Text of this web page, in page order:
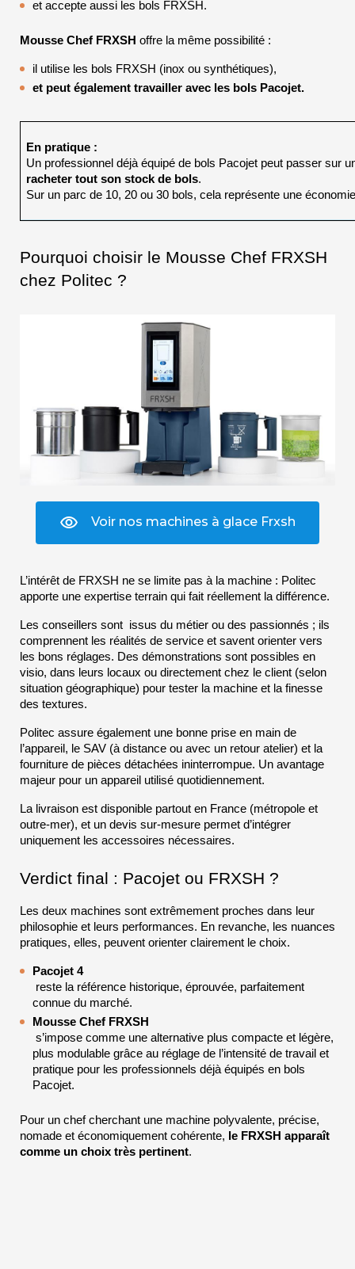
et accepte aussi les bols FRXSH.
Mousse Chef FRXSH offre la même possibilité :
il utilise les bols FRXSH (inox ou synthétiques),
et peut également travailler avec les bols Pacojet.
En pratique :
Un professionnel déjà équipé de bols Pacojet peut passer sur
racheter tout son stock de bols.
Sur un parc de 10, 20 ou 30 bols, cela représente une
Pourquoi choisir le Mousse Chef FRXSH
chez Politec ?
Voir nos machines à glace Frxsh
L’intérêt de FRXSH ne se limite pas à la machine : Politec
apporte une expertise terrain qui fait réellement la différence.
Les conseillers sont  issus du métier ou des passionnés ; ils
comprennent les réalités de service et savent orienter vers
les bons réglages. Des démonstrations sont possibles en
visio, dans leurs locaux ou directement chez le client (selon
situation géographique) pour tester la machine et la finesse
des textures.
Politec assure également une bonne prise en main de
l’appareil, le SAV (à distance ou avec un retour atelier) et la
fourniture de pièces détachées ininterrompue. Un avantage
majeur pour un appareil utilisé quotidiennement.
La livraison est disponible partout en France (métropole et
outre-mer), et un devis sur-mesure permet d’intégrer
uniquement les accessoires nécessaires.
Verdict final : Pacojet ou FRXSH ?
Les deux machines sont extrêmement proches dans leur
philosophie et leurs performances. En revanche, les nuances
pratiques, elles, peuvent orienter clairement le choix.
Pacojet 4
connue du marché.
Mousse Chef FRXSH
plus modulable grâce au réglage de l’intensité de travail et
pratique pour les professionnels déjà équipés en bols
Pacojet.
Pour un chef cherchant une machine polyvalente, précise,
nomade et économiquement cohérente, le FRXSH apparaît
comme un choix très pertinent.